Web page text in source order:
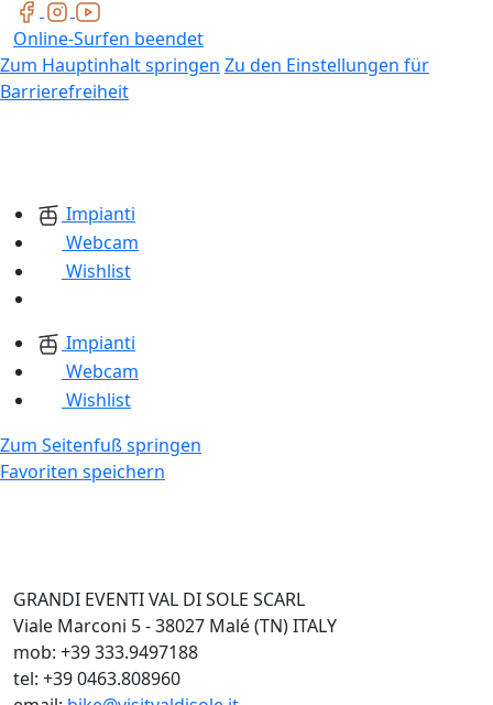
Online-Surfen beendet
Zum Hauptinhalt springen Zu den Einstellungen für
Barrierefreiheit
Impianti
Webcam
Wishlist
Impianti
Webcam
Wishlist
Zum Seitenfuß springen
Favoriten speichern
GRANDI EVENTI VAL DI SOLE SCARL
Viale Marconi 5 - 38027 Malé (TN) ITALY
mob: +39 333.9497188
tel: +39 0463.808960